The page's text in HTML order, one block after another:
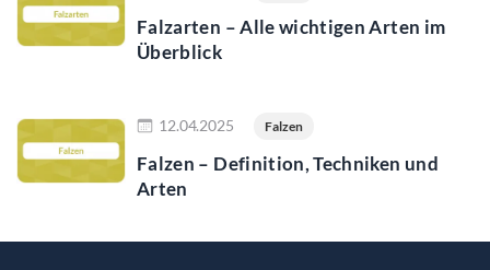
Falzarten – Alle wichtigen Arten im
Überblick
12.04.2025 Falzen
Falzen – Definition, Techniken und
Arten